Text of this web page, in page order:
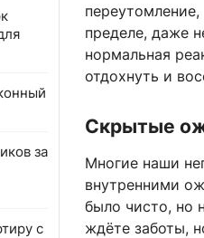
за
с
пределе, даже
нормальная
отдохнуть и
Скрытые
Многие наши
внутренними
было чисто, но
ждёте заботы,